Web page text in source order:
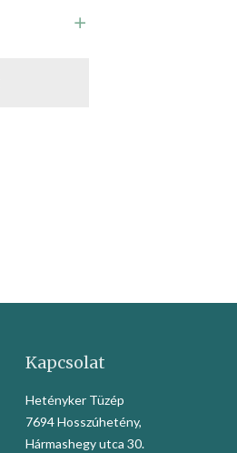
Kapcsolat
Hetényker Tüzép
7694 Hosszúhetény,
Hármashegy utca 30.